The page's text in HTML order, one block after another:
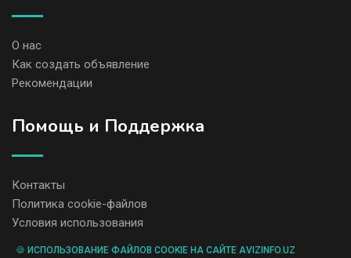
О нас
Как создать объявление
Рекомендации
Помощь и Поддержка
Контакты
Политика cookie-файлов
Условия использования
🍪 ИСПОЛЬЗОВАНИЕ ФАЙЛОВ COOKIE НА САЙТЕ AVIZINFO.UZ